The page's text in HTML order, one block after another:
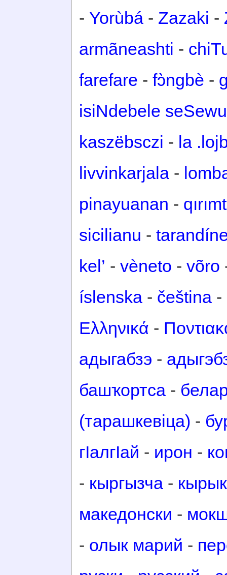
- Yorùbá - Zazaki -
armãneashti -
farefare - fɔ̀ngbè -
isiNdebele
kaszëbsczi - la
livvinkarjala -
pinayuanan -
sicilianu -
kel’ - vèneto - võro
íslenska - čeština -
Ελληνικά -
адыгабзэ -
башҡортса -
(тарашкевіца) -
гӀалгӀай - ирон -
- кыргызча -
македонски -
- олык марий -